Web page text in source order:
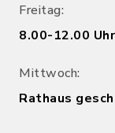
Freitag:
8.00-12.00 Uhr
Mittwoch:
Rathaus